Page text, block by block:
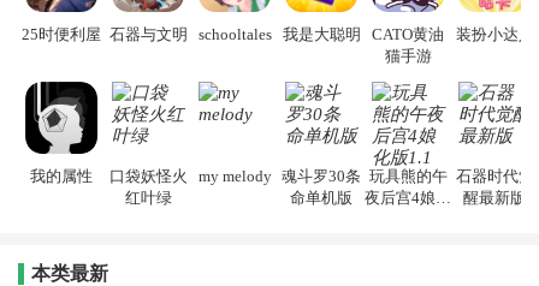
25时便利屋 石器与文明 schooltales 我是大聪明
CATO黄油
猫手游
装扮小达人
我的属性
口袋妖怪火
红叶绿
my melody 魂斗罗30条
命单机版
玩具熊的午
夜后宫4娘化
石器时代觉
醒最新版
本类最新